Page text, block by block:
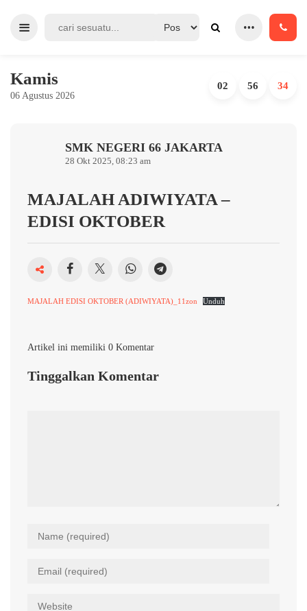
Kamis
06 Agustus 2026
02 56 34
SMK NEGERI 66 JAKARTA
28 Okt 2025, 08:23 am
MAJALAH ADIWIYATA –
EDISI OKTOBER
MAJALAH EDISI OKTOBER (ADIWIYATA)_11zon Unduh
Artikel ini memiliki 0 Komentar
Tinggalkan Komentar